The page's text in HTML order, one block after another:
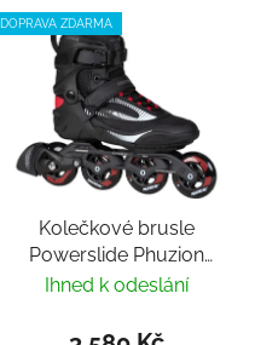
DOPRAVA ZDARMA
Kolečkové brusle
Powerslide Phuzion
Radon Charcoal 84
Ihned k odeslání